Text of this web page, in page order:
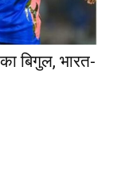
बिगुल, भारत-